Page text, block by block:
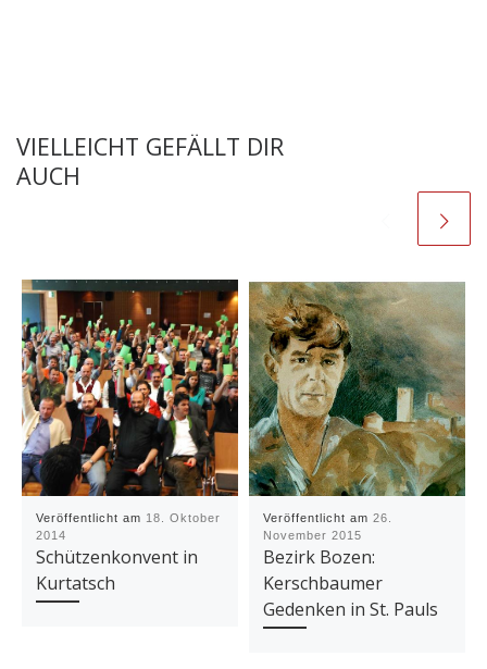
VIELLEICHT GEFÄLLT DIR
AUCH
Veröffentlicht am 18. Oktober
2014
Schützenkonvent in
Kurtatsch
Veröffentlicht am 26.
November 2015
Bezirk Bozen:
Kerschbaumer
Gedenken in St. Pauls